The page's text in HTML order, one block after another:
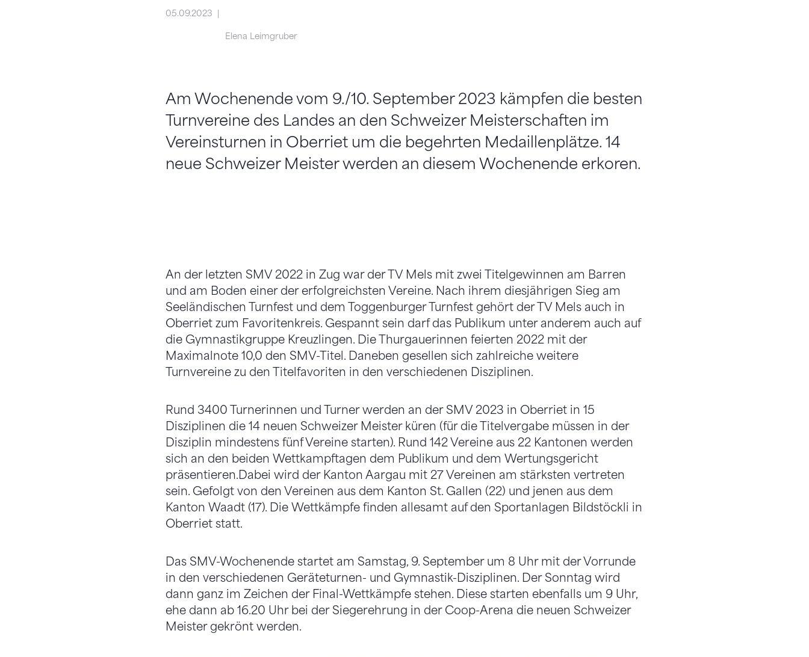
05.09.2023
Elena Leimgruber
Am Wochenende vom 9./10. September 2023 kämpfen die besten
Turnvereine des Landes an den Schweizer Meisterschaften im
Vereinsturnen in Oberriet um die begehrten Medaillenplätze. 14
neue Schweizer Meister werden an diesem Wochenende erkoren.
An der letzten SMV 2022 in Zug war der TV Mels mit zwei Titelgewinnen am Barren
und am Boden einer der erfolgreichsten Vereine. Nach ihrem diesjährigen Sieg am
Seeländischen Turnfest und dem Toggenburger Turnfest gehört der TV Mels auch in
Oberriet zum Favoritenkreis. Gespannt sein darf das Publikum unter anderem auch auf
die Gymnastikgruppe Kreuzlingen. Die Thurgauerinnen feierten 2022 mit der
Maximalnote 10,0 den SMV-Titel. Daneben gesellen sich zahlreiche weitere
Turnvereine zu den Titelfavoriten in den verschiedenen Disziplinen.
Rund 3400 Turnerinnen und Turner werden an der SMV 2023 in Oberriet in 15
Disziplinen die 14 neuen Schweizer Meister küren (für die Titelvergabe müssen in der
Disziplin mindestens fünf Vereine starten). Rund 142 Vereine aus 22 Kantonen werden
sich an den beiden Wettkampftagen dem Publikum und dem Wertungsgericht
präsentieren.Dabei wird der Kanton Aargau mit 27 Vereinen am stärksten vertreten
sein. Gefolgt von den Vereinen aus dem Kanton St. Gallen (22) und jenen aus dem
Kanton Waadt (17). Die Wettkämpfe finden allesamt auf den Sportanlagen Bildstöckli in
Oberriet statt.
Das SMV-Wochenende startet am Samstag, 9. September um 8 Uhr mit der Vorrunde
in den verschiedenen Geräteturnen- und Gymnastik-Disziplinen. Der Sonntag wird
dann ganz im Zeichen der Final-Wettkämpfe stehen. Diese starten ebenfalls um 9 Uhr,
ehe dann ab 16.20 Uhr bei der Siegerehrung in der Coop-Arena die neuen Schweizer
Meister gekrönt werden.